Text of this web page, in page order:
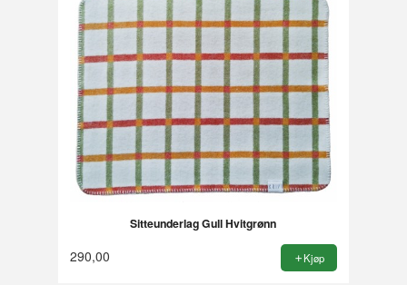
Sitteunderlag Gull Hvitgrønn
290,00 Kjøp